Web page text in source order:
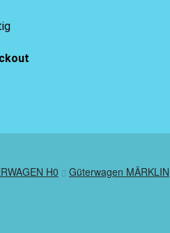
H0 Güterwagen MÄRKLIN